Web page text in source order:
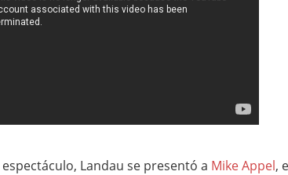
Landau se presentó a Mike Appel,